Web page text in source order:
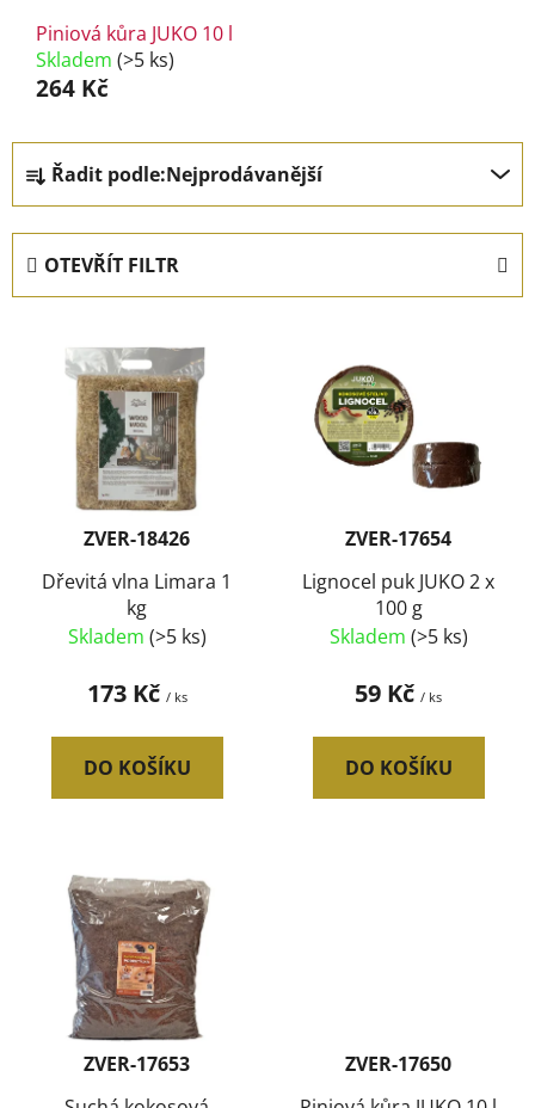
Piniová kůra JUKO 10 l
Skladem (>5 ks)
264 Kč
Ř
a
z
e
n
í
Řadit podle:Nejprodávanější
OTEVŘÍT FILTR
ZVER-18426
Dřevitá vlna Limara 1
kg
Skladem (>5 ks)
173 Kč / ks
DO KOŠÍKU
ZVER-17654
Lignocel puk JUKO 2 x
100 g
Skladem (>5 ks)
59 Kč / ks
DO KOŠÍKU
ZVER-17653
ZVER-17650